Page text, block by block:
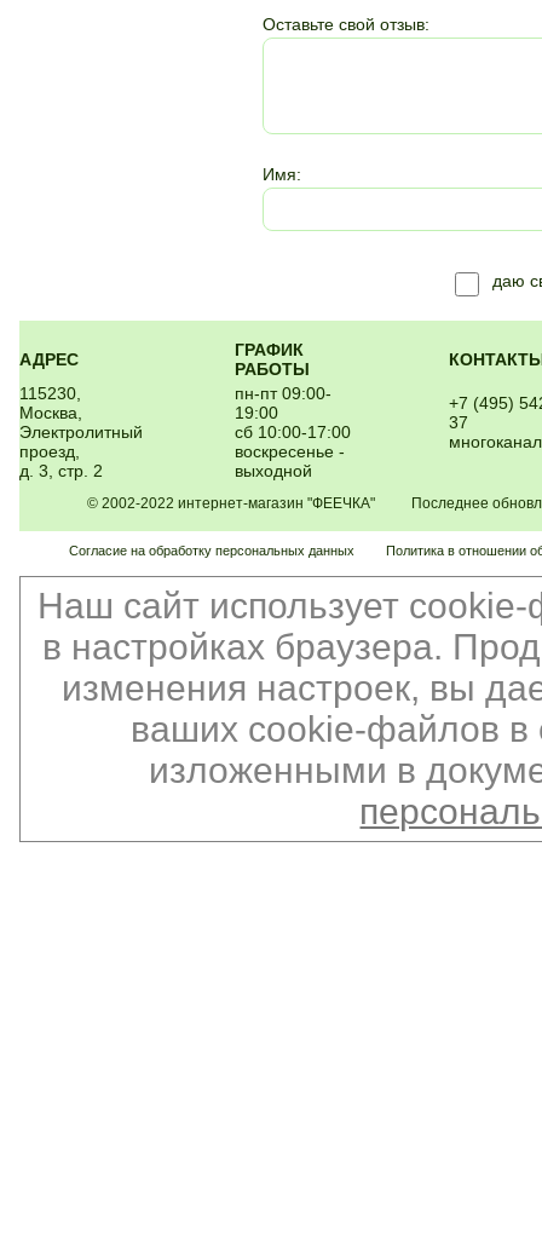
Оставьте свой отзыв:
Имя:
даю
АДРЕС
ГРАФИК
РАБОТЫ
115230,
Москва,
Электролитный
проезд,
д. 3, стр. 2
пн-пт 09:00-
19:00
сб 10:00-17:00
воскресенье -
выходной
+7 (495)
37
© 2002-2022 интернет-магазин "ФЕЕЧКА" Последнее
Согласие на обработку персональных данных Политика в отношении
Наш сайт использует
в настройках браузера.
изменения настроек, вы
ваших cookie-файлов в
изложенными в